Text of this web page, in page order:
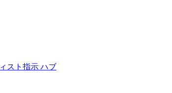
スト 指示 ハブ